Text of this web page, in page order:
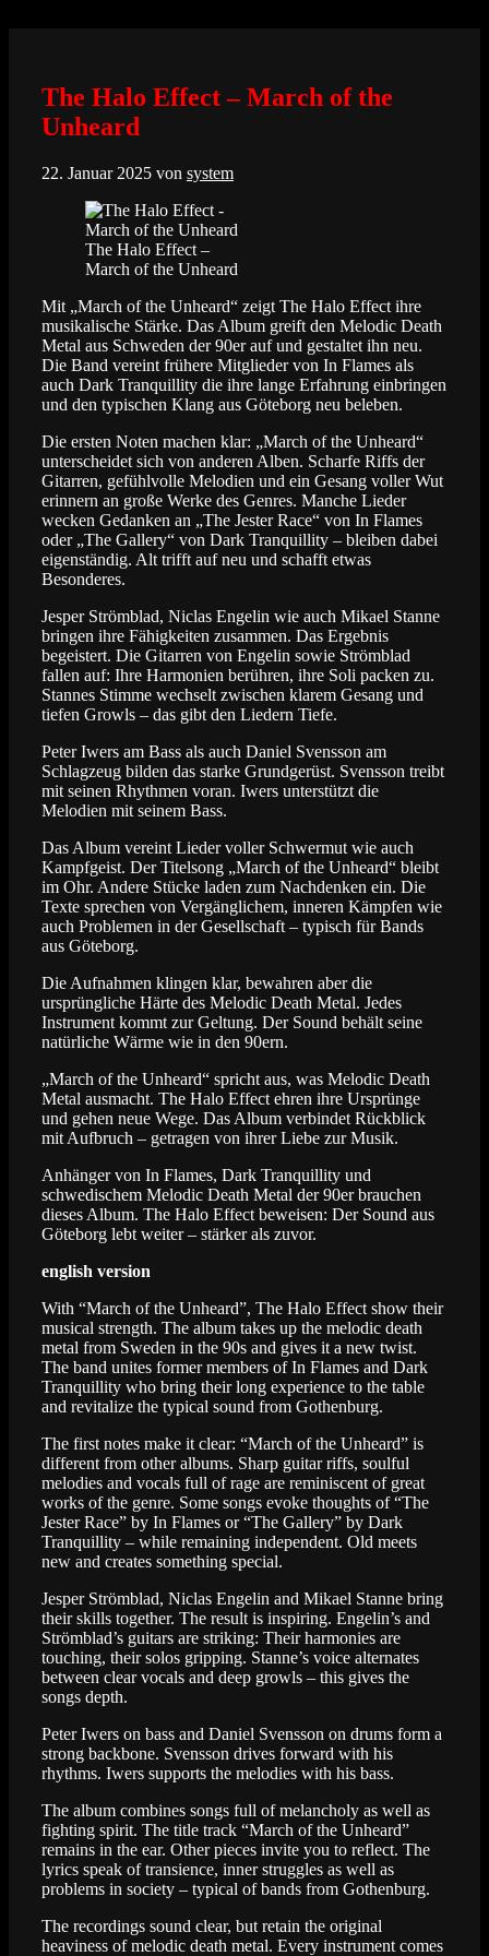
The Halo Effect – March of the
Unheard
22. Januar 2025 von system
The Halo Effect –
March of the Unheard
Mit „March of the Unheard“ zeigt The Halo Effect ihre
musikalische Stärke. Das Album greift den Melodic Death
Metal aus Schweden der 90er auf und gestaltet ihn neu.
Die Band vereint frühere Mitglieder von In Flames als
auch Dark Tranquillity die ihre lange Erfahrung einbringen
und den typischen Klang aus Göteborg neu beleben.
Die ersten Noten machen klar: „March of the Unheard“
unterscheidet sich von anderen Alben. Scharfe Riffs der
Gitarren, gefühlvolle Melodien und ein Gesang voller Wut
erinnern an große Werke des Genres. Manche Lieder
wecken Gedanken an „The Jester Race“ von In Flames
oder „The Gallery“ von Dark Tranquillity – bleiben dabei
eigenständig. Alt trifft auf neu und schafft etwas
Besonderes.
Jesper Strömblad, Niclas Engelin wie auch Mikael Stanne
bringen ihre Fähigkeiten zusammen. Das Ergebnis
begeistert. Die Gitarren von Engelin sowie Strömblad
fallen auf: Ihre Harmonien berühren, ihre Soli packen zu.
Stannes Stimme wechselt zwischen klarem Gesang und
tiefen Growls – das gibt den Liedern Tiefe.
Peter Iwers am Bass als auch Daniel Svensson am
Schlagzeug bilden das starke Grundgerüst. Svensson treibt
mit seinen Rhythmen voran. Iwers unterstützt die
Melodien mit seinem Bass.
Das Album vereint Lieder voller Schwermut wie auch
Kampfgeist. Der Titelsong „March of the Unheard“ bleibt
im Ohr. Andere Stücke laden zum Nachdenken ein. Die
Texte sprechen von Vergänglichem, inneren Kämpfen wie
auch Problemen in der Gesellschaft – typisch für Bands
aus Göteborg.
Die Aufnahmen klingen klar, bewahren aber die
ursprüngliche Härte des Melodic Death Metal. Jedes
Instrument kommt zur Geltung. Der Sound behält seine
natürliche Wärme wie in den 90ern.
„March of the Unheard“ spricht aus, was Melodic Death
Metal ausmacht. The Halo Effect ehren ihre Ursprünge
und gehen neue Wege. Das Album verbindet Rückblick
mit Aufbruch – getragen von ihrer Liebe zur Musik.
Anhänger von In Flames, Dark Tranquillity und
schwedischem Melodic Death Metal der 90er brauchen
dieses Album. The Halo Effect beweisen: Der Sound aus
Göteborg lebt weiter – stärker als zuvor.
english version
With “March of the Unheard”, The Halo Effect show their
musical strength. The album takes up the melodic death
metal from Sweden in the 90s and gives it a new twist.
The band unites former members of In Flames and Dark
Tranquillity who bring their long experience to the table
and revitalize the typical sound from Gothenburg.
The first notes make it clear: “March of the Unheard” is
different from other albums. Sharp guitar riffs, soulful
melodies and vocals full of rage are reminiscent of great
works of the genre. Some songs evoke thoughts of “The
Jester Race” by In Flames or “The Gallery” by Dark
Tranquillity – while remaining independent. Old meets
new and creates something special.
Jesper Strömblad, Niclas Engelin and Mikael Stanne bring
their skills together. The result is inspiring. Engelin’s and
Strömblad’s guitars are striking: Their harmonies are
touching, their solos gripping. Stanne’s voice alternates
between clear vocals and deep growls – this gives the
songs depth.
Peter Iwers on bass and Daniel Svensson on drums form a
strong backbone. Svensson drives forward with his
rhythms. Iwers supports the melodies with his bass.
The album combines songs full of melancholy as well as
fighting spirit. The title track “March of the Unheard”
remains in the ear. Other pieces invite you to reflect. The
lyrics speak of transience, inner struggles as well as
problems in society – typical of bands from Gothenburg.
The recordings sound clear, but retain the original
heaviness of melodic death metal. Every instrument comes